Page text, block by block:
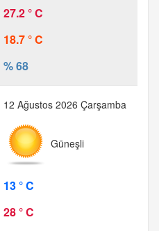
27.2 ° C
18.7 ° C
% 68
12 Ağustos 2026 Çarşamba
Güneşli
13 ° C
28 ° C